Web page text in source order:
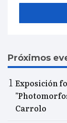
Próximos
Exposición
Carrolo